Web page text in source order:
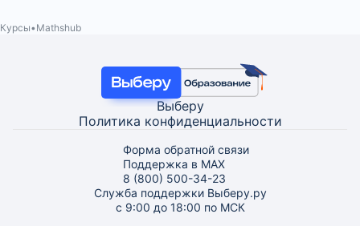
Курсы Mathshub
Выберу
Политика конфиденциальности
Форма обратной связи
Поддержка в MAX
8 (800) 500-34-23
Служба поддержки Выберу.ру
с 9:00 до 18:00 по МСК